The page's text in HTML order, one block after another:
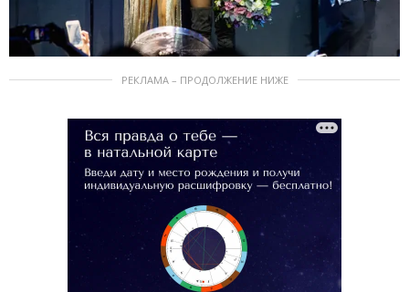
РЕКЛАМА – ПРОДОЛЖЕНИЕ НИЖЕ